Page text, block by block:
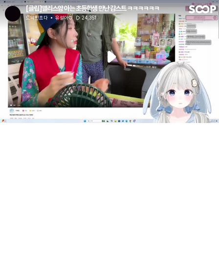
[클립]앨리스얌 아는 초등학생 만난 감스트 ㅋㅋㅋㅋㅋㅋ
으악민초다 유설아♡ 24,351